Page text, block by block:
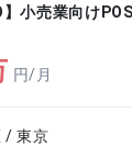
関係各部署（ユ
チーム等）との
管理、改善提案
、議事録作成
】小売業向け
円/月
/ 東京